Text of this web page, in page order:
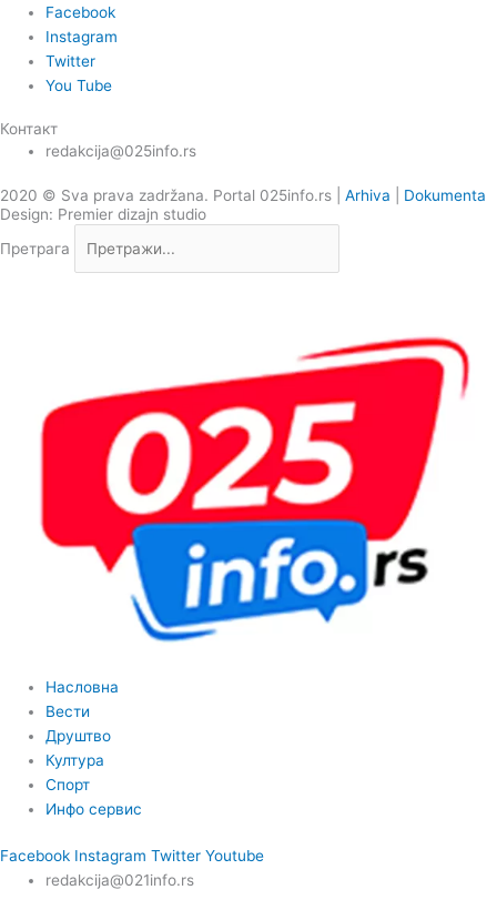
Facebook
Instagram
Twitter
You Tube
Контакт
redakcija@025info.rs
2020 © Sva prava zadržana. Portal 025info.rs | Arhiva
Dokumenta
Design: Premier dizajn studio
Претрага
Насловна
Вести
Друштво
Култура
Спорт
Инфо сервис
Facebook Instagram Twitter Youtube
redakcija@021info.rs